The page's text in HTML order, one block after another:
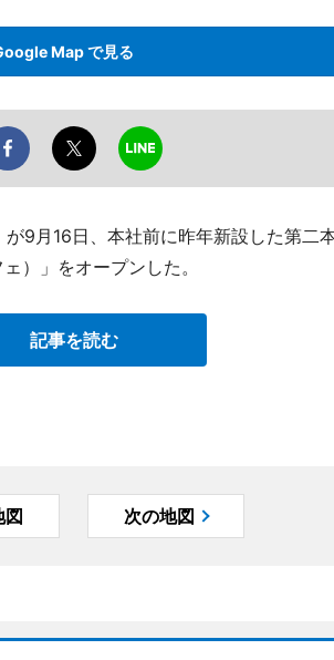
Map で見る
9月16日、本社前に昨年新設した第二
）」をオープンした。
記事を読む
図 次の地図